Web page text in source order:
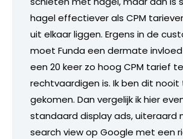
hagel effectiever als CPM
uit elkaar liggen. Ergens in de
moet Funda een dermate
een 20 keer zo hoog CPM tarief te
rechtvaardigen is. Ik ben dit
gekomen. Dan vergelijk ik hier
standaard display ads, uiteraard
search view op Google met een